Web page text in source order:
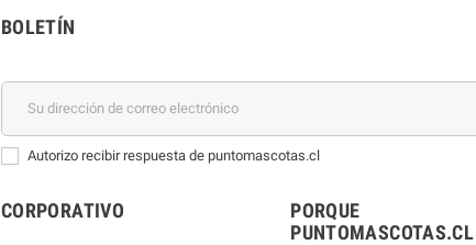
BOLETÍN
Autorizo recibir respuesta de puntomascotas.cl
CORPORATIVO
PORQUE
PUNTOMASCOTAS.CL